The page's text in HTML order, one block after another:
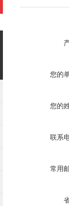
您的
您的
联系
常用